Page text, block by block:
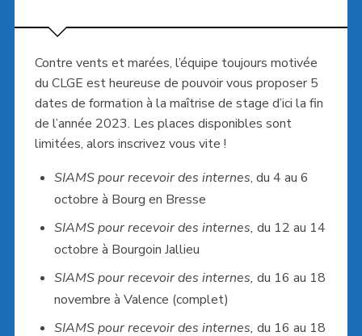
Contre vents et marées, l’équipe toujours motivée
du CLGE est heureuse de pouvoir vous proposer 5
dates de formation à la maîtrise de stage d’ici la fin
de l’année 2023. Les places disponibles sont
limitées, alors inscrivez vous vite !
SIAMS pour recevoir des internes, du 4 au 6
octobre à Bourg en Bresse
SIAMS pour recevoir des internes, du 12 au 14
octobre à Bourgoin Jallieu
SIAMSpour recevoir des internes, du 16 au 18
novembre à Valence (complet)
SIAMSpour recevoir des internes, du 16 au 18